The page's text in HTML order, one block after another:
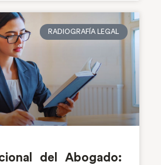
RADIOGRAFÍA LEGAL
del Abogado: